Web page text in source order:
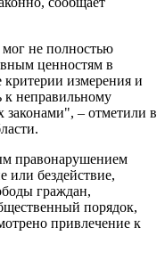
не полностью
ценностям в
критерии измерения и
неправильному
– отметили в
правонарушением
или бездействие,
граждан,
порядок,
привлечение к